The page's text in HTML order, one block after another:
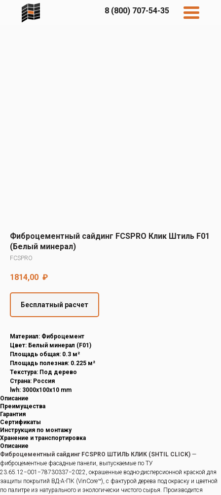
8 (800) 707-54-35
Cedral
Фиброцементный сайдинг FCSPRO Клик Штиль F01
(Белый минерал)
FCSPRO
1814,00 ₽
Бесплатный расчет
Материал: Фиброцемент
Цвет: Белый минерал (F01)
Площадь общая: 0.3 м²
Площадь полезная: 0.225 м²
Текстура: Под дерево
Страна: Россия
lwh: 3000x100x10 mm
Описание
Преимущества
Гарантия
Сертификаты
Инструкция по монтажу
Хранение и транспортировка
Описание
Фиброцементный сайдинг FCSPRO ШТИЛЬ КЛИК (SHTIL CLICK) —
фиброцементные фасадные панели, выпускаемые по ТУ
23.65.12−001−78730337−2022, окрашенные водно-дисперсионной краской для
защиты покрытий ВД-А-ПК (VinCore™), с фактурой дерева под окраску и цветной
по палитре из натурального и экологически чистого сырья. Производится